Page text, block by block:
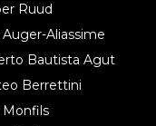
Ruud
Auger-Aliassime
Bautista Agut
Berrettini
Monfils